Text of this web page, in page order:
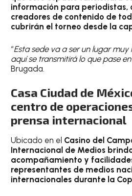
información para periodistas,
creadores de contenido de
cubrirán el torneo desde la
“Esta sede va a ser un lugar
aquí se transmitirá lo que pase
Brugada.
Casa Ciudad de
centro de
prensa internacional
Ubicado en el Casino del
Internacional de Medios
acompañamiento y
representantes de medios
internacionales durante la